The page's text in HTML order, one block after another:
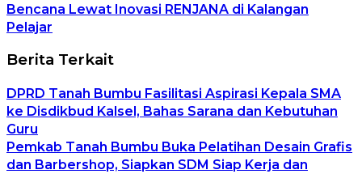
Bencana Lewat Inovasi RENJANA di Kalangan
Pelajar
Berita Terkait
DPRD Tanah Bumbu Fasilitasi Aspirasi Kepala SMA
ke Disdikbud Kalsel, Bahas Sarana dan Kebutuhan
Guru
Pemkab Tanah Bumbu Buka Pelatihan Desain Grafis
dan Barbershop, Siapkan SDM Siap Kerja dan